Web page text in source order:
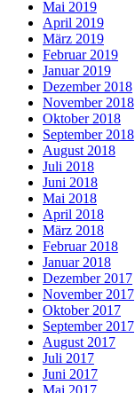
Mai 2019
April 2019
März 2019
Februar 2019
Januar 2019
Dezember 2018
November 2018
Oktober 2018
September 2018
August 2018
Juli 2018
Juni 2018
Mai 2018
April 2018
März 2018
Februar 2018
Januar 2018
Dezember 2017
November 2017
Oktober 2017
September 2017
August 2017
Juli 2017
Juni 2017
Mai 2017